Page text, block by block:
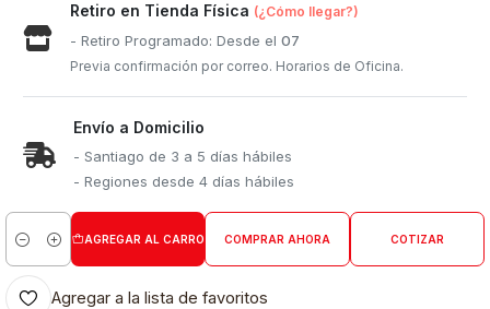
Retiro en Tienda Física (¿Cómo llegar?)
- Retiro Programado: Desde el07
Previa confirmación por correo. Horarios de Oficina.
Envío a Domicilio
- Santiago de 3 a 5 días hábiles
- Regiones desde 4 días hábiles
Cantidad
AGREGAR AL CARRO COMPRAR AHORA COTIZAR
Agregar a la lista de favoritos